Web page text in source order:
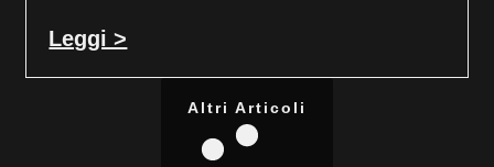
Leggi >
Altri Articoli